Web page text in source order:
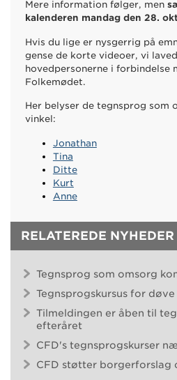
Mere information følger, men
kalenderen mandag den 28.
Hvis du lige er nysgerrig på
gense de korte videoer, vi
hovedpersonerne i forbindelse
Folkemødet.
Her belyser de tegnsprog som
vinkel:
Jonathan
Tina
Ditte
Kurt
Anne
RELATEREDE NYHEDER
Tegnsprog som omsorg
Tegnsprogskursus for
Tilmeldingen er åben til
efteråret
CFD's tegnsprogskurser
CFD støtter borgerforslag